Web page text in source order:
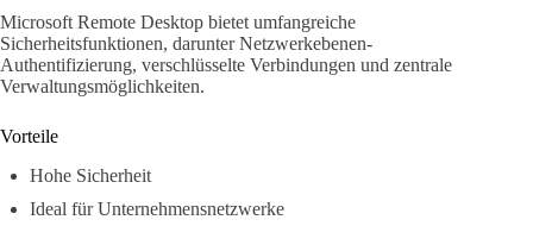
Microsoft Remote Desktop bietet umfangreiche
Sicherheitsfunktionen, darunter Netzwerkebenen-
Authentifizierung, verschlüsselte Verbindungen und zentrale
Verwaltungsmöglichkeiten.
Vorteile
Hohe Sicherheit
Ideal für Unternehmensnetzwerke